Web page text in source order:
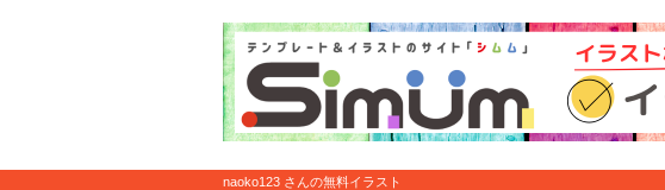
naoko123 さんの無料イラスト